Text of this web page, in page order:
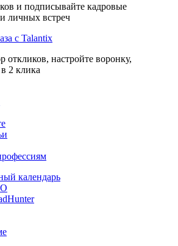
и подписывайте кадровые
личных встреч
с Talantix
откликов, настройте воронку,
2 клика
календарь